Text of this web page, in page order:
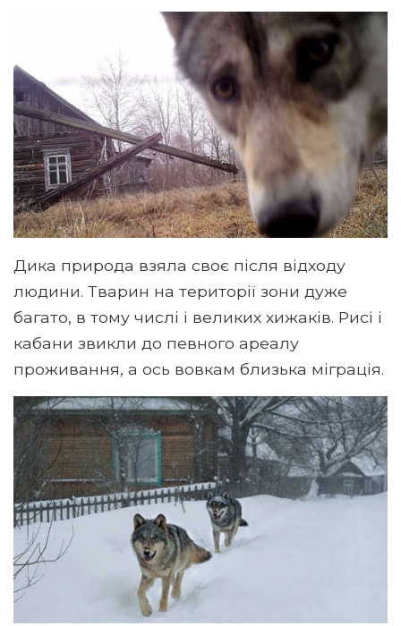
Дика природа взяла своє після відходу
людини. Тварин на території зони дуже
багато, в тому числі і великих хижаків. Рисі і
кабани звикли до певного ареалу
проживання, а ось вовкам близька міграція.